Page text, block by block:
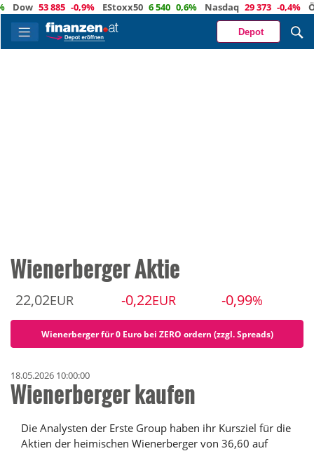
53 885 -0,9% EStoxx50 6 540 0,6% Nasdaq 29 373 -0,4% Öl
Depot
Wienerberger Aktie
22,02EUR -0,22EUR -0,99%
Wienerberger für 0 Euro bei ZERO ordern (zzgl. Spreads)
18.05.2026 10:00:00
Wienerberger kaufen
Die Analysten der Erste Group haben ihr Kursziel für die
Aktien der heimischen Wienerberger von 36,60 auf